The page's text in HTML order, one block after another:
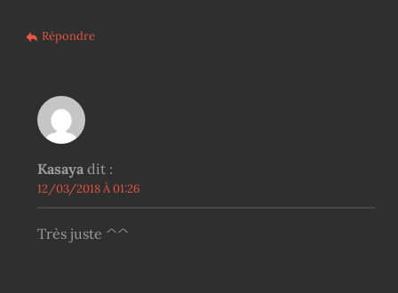
Répondre
Kasaya dit :
12/03/2018 À 01:26
Très juste ^^